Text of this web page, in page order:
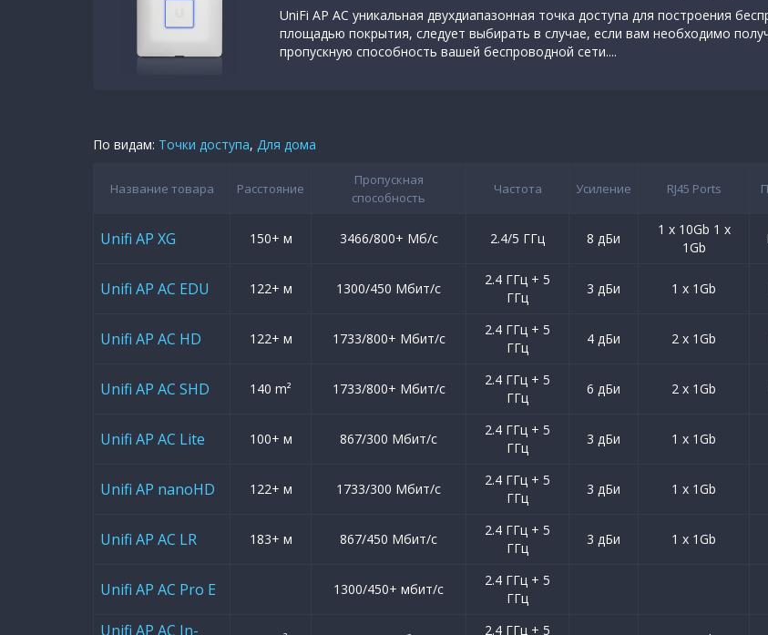
UniFi AP AC уникальная двухдиапазонная точка доступа для построения
площадью покрытия, следует выбирать в случае, если вам необходимо
пропускную способность вашей беспроводной сети....
По видам: Точки доступа, Для дома
Название товара Расстояние
Пропускная
способность
Частота Усиление RJ45 Ports
Unifi AP XG 150+ м 3466/800+ Мб/с 2.4/5 ГГц 8 дБи
1 x 10Gb 1 x
1Gb
Unifi AP AC EDU 122+ м 1300/450 Мбит/с
2.4 ГГц + 5
ГГц
3 дБи 1 x 1Gb
Unifi AP AC HD 122+ м 1733/800+ Мбит/с
2.4 ГГц + 5
ГГц
4 дБи 2 x 1Gb
Unifi AP AC SHD 140 m² 1733/800+ Мбит/с
2.4 ГГц + 5
ГГц
6 дБи 2 x 1Gb
Unifi AP AC Lite 100+ м 867/300 Мбит/с
2.4 ГГц + 5
ГГц
3 дБи 1 x 1Gb
Unifi AP nanoHD 122+ м 1733/300 Мбит/с
2.4 ГГц + 5
ГГц
3 дБи 1 x 1Gb
Unifi AP AC LR 183+ м 867/450 Мбит/с
2.4 ГГц + 5
ГГц
3 дБи 1 x 1Gb
Unifi AP AC Pro E 1300/450+ мбит/с
2.4 ГГц + 5
ГГц
Unifi AP AC In- 2.4 ГГц + 5